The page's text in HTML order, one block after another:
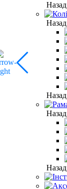
Назад
Назад
Назад
Назад
Назад